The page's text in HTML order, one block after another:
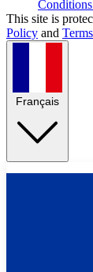
This site is
Policy and
Français